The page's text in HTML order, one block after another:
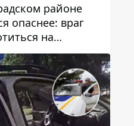
районе
опаснее: враг
на
и военный